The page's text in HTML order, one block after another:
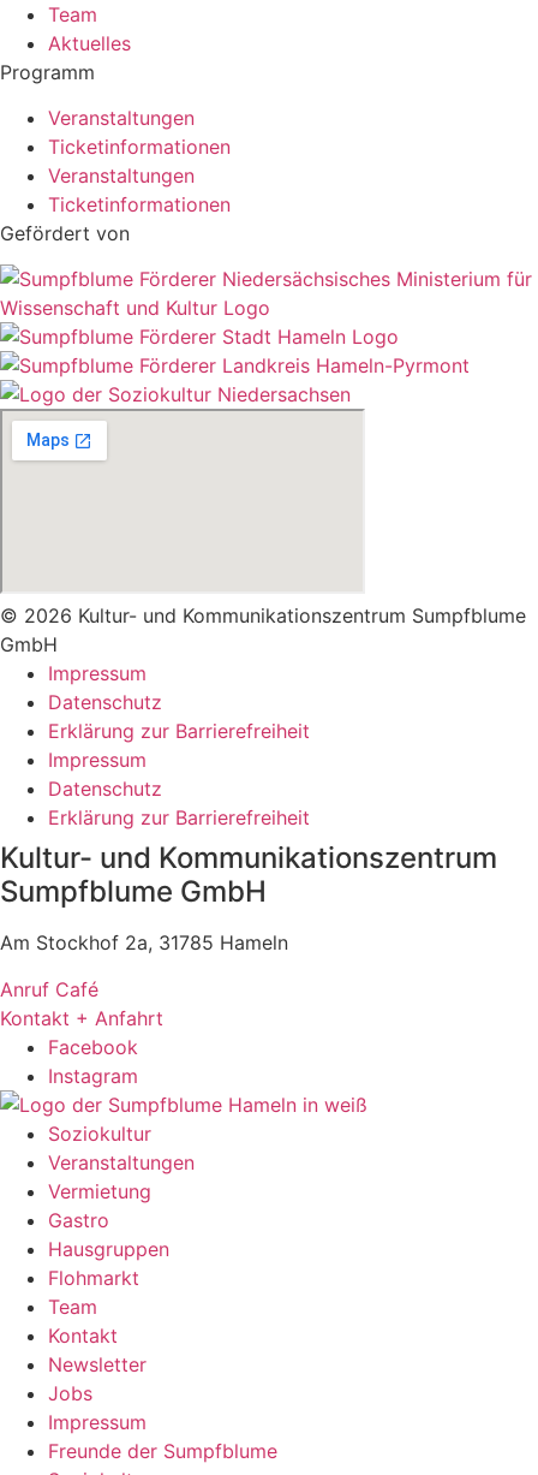
Team
Aktuelles
Programm
Veranstaltungen
Ticketinformationen
Veranstaltungen
Ticketinformationen
Gefördert von
© 2026 Kultur- und Kommunikationszentrum Sumpfblume
GmbH
Impressum
Datenschutz
Erklärung zur Barrierefreiheit
Impressum
Datenschutz
Erklärung zur Barrierefreiheit
Kultur- und Kommunikationszentrum
Sumpfblume GmbH
Am Stockhof 2a, 31785 Hameln
Anruf Café
Kontakt + Anfahrt
Facebook
Instagram
Soziokultur
Veranstaltungen
Vermietung
Gastro
Hausgruppen
Flohmarkt
Team
Kontakt
Newsletter
Jobs
Impressum
Freunde der Sumpfblume